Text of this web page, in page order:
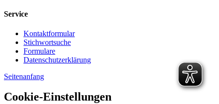
Service
Kontaktformular
Stichwortsuche
Formulare
Datenschutzerklärung
Seitenanfang
Cookie-Einstellungen